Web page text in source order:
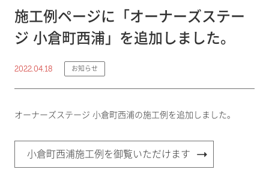
施工例ページに「オーナーズステー
ジ 小倉町西浦」を追加しました。
2022.04.18 お知らせ
オーナーズステージ 小倉町西浦の施工例を追加しました。
小倉町西浦施工例を御覧いただけます